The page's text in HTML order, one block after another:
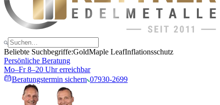
Beliebte Suchbegriffe:GoldMaple LeafInflationsschutz
Persönliche Beratung
Mo–Fr 8–20 Uhr erreichbar
Beratungstermin sichern 07930-2699